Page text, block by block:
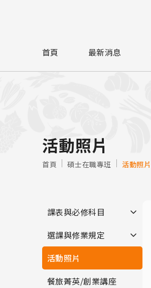
首頁 最新消息
活動照片
首頁 碩士在職專班 活動照片
課表與必修科目
選課與修業規定
活動照片
餐旅菁英/創業講座